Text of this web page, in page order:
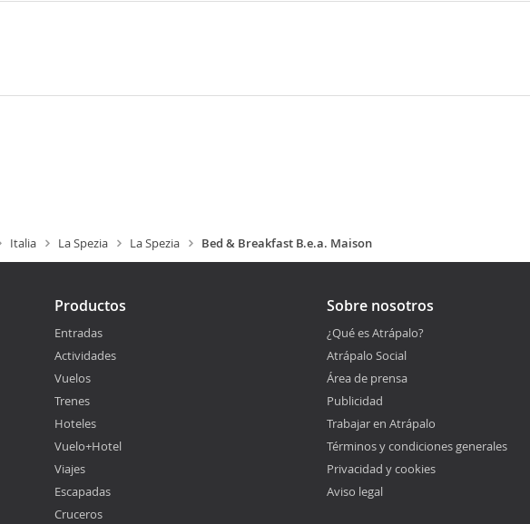
Italia La Spezia La Spezia Bed & Breakfast B.e.a. Maison
Productos
Entradas
Actividades
Vuelos
Trenes
Hoteles
Vuelo+Hotel
Viajes
Escapadas
Cruceros
Sobre nosotros
¿Qué es Atrápalo?
Atrápalo Social
Área de prensa
Publicidad
Trabajar en Atrápalo
Términos y condiciones generales
Privacidad y cookies
Aviso legal